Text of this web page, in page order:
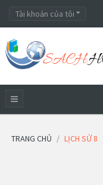
Tài khoản của tôi
TRANG CHỦ LỊCH SỬ 8